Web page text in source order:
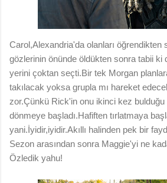
Carol,Alexandria'da olanları öğrendikten
gözlerinin önünde öldükten sonra tabii ki
yerini çoktan seçti.Bir tek Morgan
takılacak yoksa grupla mı hareket
zor.Çünkü Rick'in onu ikinci kez bulduğu
dönmeye başladı.Hafiften tırlatmaya
yani.İyidir,iyidir.Akıllı halinden pek bir
Sezon arasından sonra Maggie'yi ne
Özledik yahu!